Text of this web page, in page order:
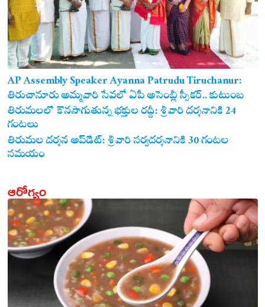
AP Assembly Speaker Ayanna Patrudu Tiruchanur:
తిరుచానూరు అమ్మవారి సేవలో ఏపీ అసెంబ్లీ స్పీకర్.. కుటుంబ
సమేతంగా దర్శించుకున్న అయ్యన్నపాత్రుడు!
తిరుమలలో కొనసాగుతున్న భక్తుల రద్దీ: శ్రీవారి దర్శనానికి 24
గంటలు
తిరుమల దర్శన అప్‌డేట్: శ్రీవారి సర్వదర్శనానికి 30 గంటల
సమయం
ఆరోగ్యం